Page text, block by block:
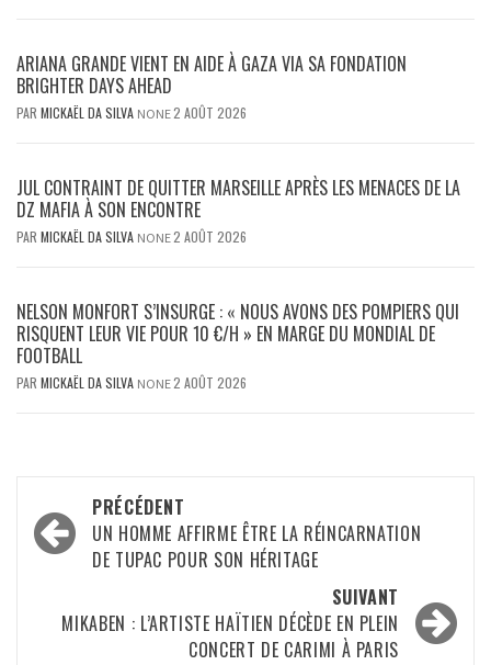
ARIANA GRANDE VIENT EN AIDE À GAZA VIA SA FONDATION
BRIGHTER DAYS AHEAD
PAR MICKAËL DA SILVA NONE2 AOÛT 2026
JUL CONTRAINT DE QUITTER MARSEILLE APRÈS LES MENACES DE LA
DZ MAFIA À SON ENCONTRE
PAR MICKAËL DA SILVA NONE2 AOÛT 2026
NELSON MONFORT S’INSURGE : « NOUS AVONS DES POMPIERS QUI
RISQUENT LEUR VIE POUR 10 €/H » EN MARGE DU MONDIAL DE
FOOTBALL
PAR MICKAËL DA SILVA NONE2 AOÛT 2026
Navigation
d’article
PRÉCÉDENT
UN HOMME AFFIRME ÊTRE LA RÉINCARNATION
DE TUPAC POUR SON HÉRITAGE
SUIVANT
MIKABEN : L’ARTISTE HAÏTIEN DÉCÈDE EN PLEIN
CONCERT DE CARIMI À PARIS